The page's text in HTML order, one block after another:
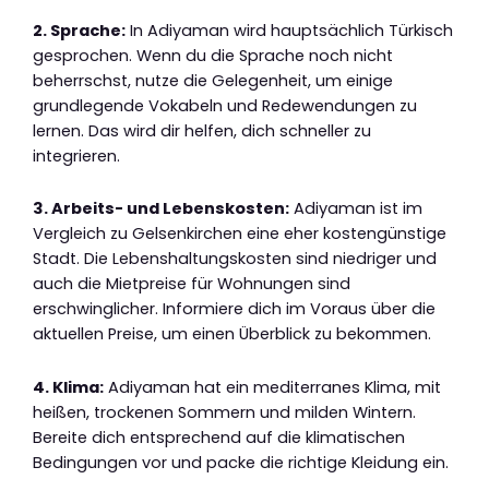
2. Sprache: In Adiyaman wird hauptsächlich Türkisch
gesprochen. Wenn du die Sprache noch nicht
beherrschst, nutze die Gelegenheit, um einige
grundlegende Vokabeln und Redewendungen zu
lernen. Das wird dir helfen, dich schneller zu
integrieren.
3. Arbeits- und Lebenskosten: Adiyaman ist im
Vergleich zu Gelsenkirchen eine eher kostengünstige
Stadt. Die Lebenshaltungskosten sind niedriger und
auch die Mietpreise für Wohnungen sind
erschwinglicher. Informiere dich im Voraus über die
aktuellen Preise, um einen Überblick zu bekommen.
4. Klima: Adiyaman hat ein mediterranes Klima, mit
heißen, trockenen Sommern und milden Wintern.
Bereite dich entsprechend auf die klimatischen
Bedingungen vor und packe die richtige Kleidung ein.